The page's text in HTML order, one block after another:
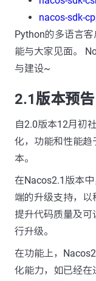
nacos-sdk-
Python的多语言
能与大家见面。
与建设~
2.1版本预告
自2.0版本12月初
化，功能和性能趋
本。
在Nacos2.1版本
端的升级支持，以
提升代码质量及可
行升级。
在功能上，
化能力，如已经在